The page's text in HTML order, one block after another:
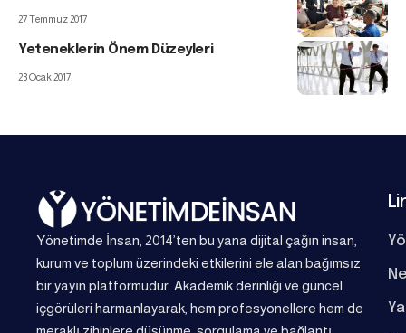
27 Temmuz 2017
Yeteneklerin Önem Düzeyleri
23 Ocak 2017
Yönetimde İnsan, 2014’ten bu yana dijital çağın insan,
kurum ve toplum üzerindeki etkilerini ele alan bağımsız
bir yayın platformudur. Akademik derinliği ve güncel
içgörüleri harmanlayarak, hem profesyonellere hem de